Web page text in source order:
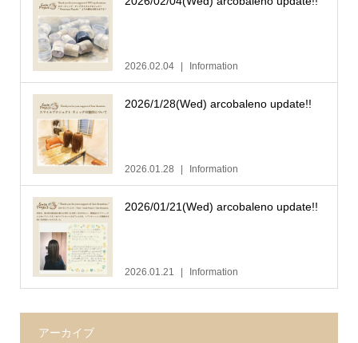
2026.02.04 Information
2026/1/28(Wed) arcobaleno update!!
2026.01.28 Information
2026/01/21(Wed) arcobaleno update!!
2026.01.21 Information
アーカイブ